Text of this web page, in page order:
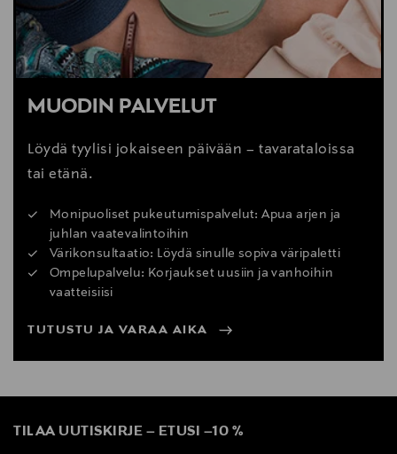
MUODIN PALVELUT
Löydä tyylisi jokaiseen päivään – tavarataloissa
tai etänä.
Monipuoliset pukeutumispalvelut: Apua arjen ja
juhlan vaatevalintoihin
Värikonsultaatio: Löydä sinulle sopiva väripaletti
Ompelupalvelu: Korjaukset uusiin ja vanhoihin
vaatteisiisi
TUTUSTU JA VARAA AIKA
TILAA UUTISKIRJE – ETUSI –10 %